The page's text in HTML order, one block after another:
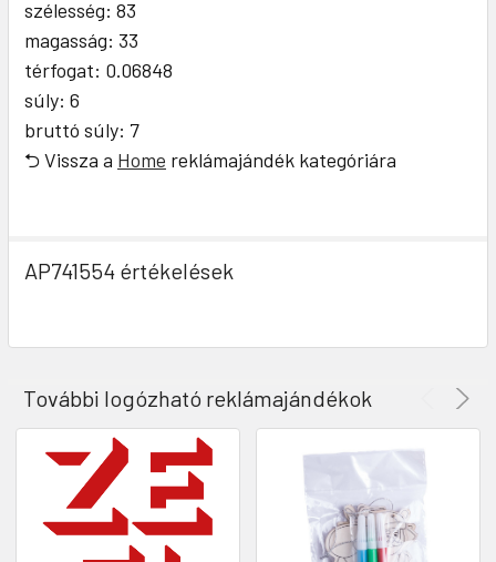
szélesség: 83
magasság: 33
térfogat: 0.06848
súly: 6
bruttó súly: 7
⮌ Vissza a Home reklámajándék kategóriára
AP741554 értékelések
További logózható reklámajándékok